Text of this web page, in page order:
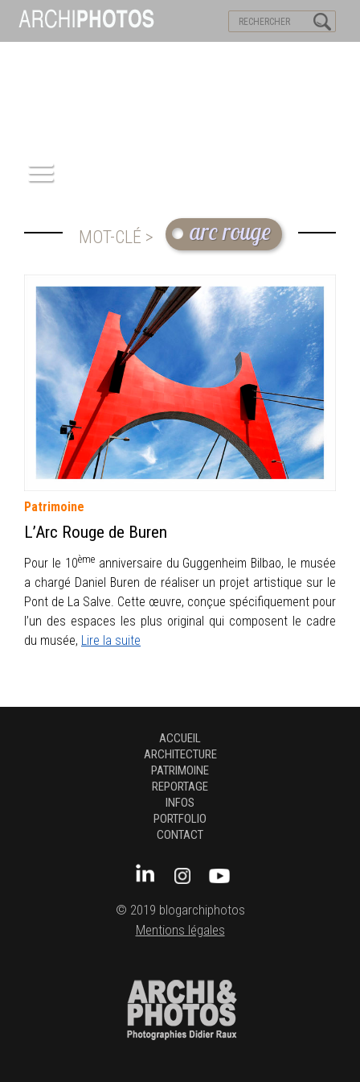
PATRIMOINE
REPORTAGE
INFOS
PORTFOLIO
CONTACT
MOT-CLÉ > arc rouge
Patrimoine
L’Arc Rouge de Buren
Pour le 10èmeanniversaire du Guggenheim Bilbao, le musée
a chargé Daniel Buren de réaliser un projet artistique sur le
Pont de La Salve. Cette œuvre, conçue spécifiquement pour
l’un des espaces les plus original qui composent le cadre
du musée, Lire la suite
ACCUEIL
ARCHITECTURE
PATRIMOINE
REPORTAGE
INFOS
PORTFOLIO
CONTACT
© 2019 blogarchiphotos
Mentions légales